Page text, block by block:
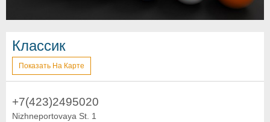
Классик
Показать На Карте
+7(423)2495020
Nizhneportovaya St. 1